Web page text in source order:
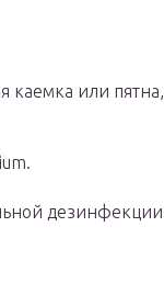
каемка или пятна,
дезинфекции